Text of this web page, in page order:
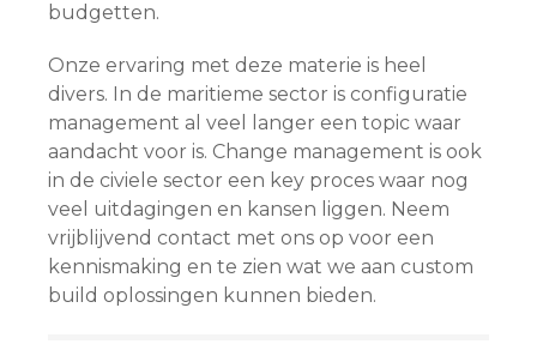
budgetten.
Onze ervaring met deze materie is heel
divers. In de maritieme sector is configuratie
management al veel langer een topic waar
aandacht voor is. Change management is ook
in de civiele sector een key proces waar nog
veel uitdagingen en kansen liggen. Neem
vrijblijvend contact met ons op voor een
kennismaking en te zien wat we aan custom
build oplossingen kunnen bieden.